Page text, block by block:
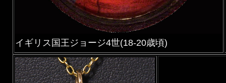
イギリス国王ジョージ4世(18-20歳頃)